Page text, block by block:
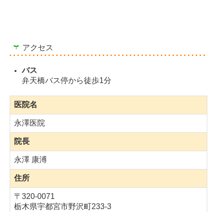
アクセス
バス
弁天橋バス停から徒歩1分
医院名
永澤医院
院長
永澤 康溥
住所
〒320-0071
栃木県宇都宮市野沢町233-3